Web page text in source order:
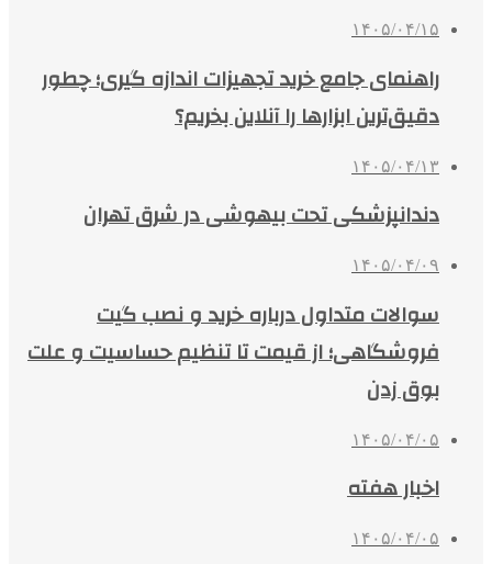
۱۴۰۵/۰۴/۱۵
راهنمای جامع خرید تجهیزات اندازه گیری؛ چطور
دقیق‌ترین ابزارها را آنلاین بخریم؟
۱۴۰۵/۰۴/۱۳
دندانپزشکی تحت بیهوشی در شرق تهران
۱۴۰۵/۰۴/۰۹
سوالات متداول درباره خرید و نصب گیت
فروشگاهی؛ از قیمت تا تنظیم حساسیت و علت
بوق زدن
۱۴۰۵/۰۴/۰۵
اخبار هفته
۱۴۰۵/۰۴/۰۵